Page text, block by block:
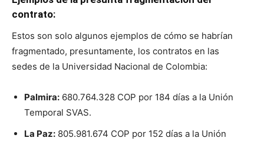
contrato:
Estos son solo algunos ejemplos de cómo se habrían
fragmentado, presuntamente, los contratos en las
sedes de la Universidad Nacional de Colombia:
Palmira: 680.764.328 COP por 184 días a la Unión
Temporal SVAS.
La Paz: 805.981.674 COP por 152 días a la Unión